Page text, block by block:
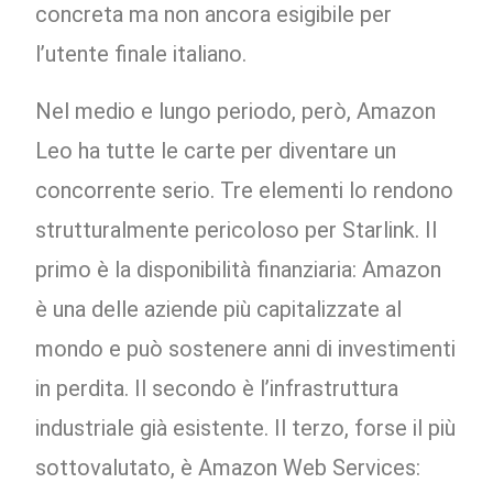
concreta ma non ancora esigibile per
l’utente finale italiano.
Nel medio e lungo periodo, però, Amazon
Leo ha tutte le carte per diventare un
concorrente serio. Tre elementi lo rendono
strutturalmente pericoloso per Starlink. Il
primo è la disponibilità finanziaria: Amazon
è una delle aziende più capitalizzate al
mondo e può sostenere anni di investimenti
in perdita. Il secondo è l’infrastruttura
industriale già esistente. Il terzo, forse il più
sottovalutato, è Amazon Web Services: